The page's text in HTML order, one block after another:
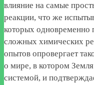
влияние на самые
реакции, что же
которых одновременно
сложных химических
опытов опровергает
о мире, в котором Земля
системой, и